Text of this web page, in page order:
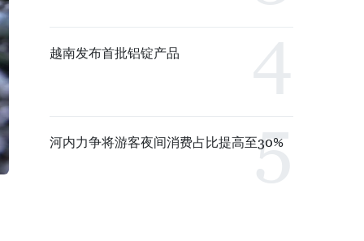
越南发布首批铝锭产品
河内力争将游客夜间消费占比提高至30%